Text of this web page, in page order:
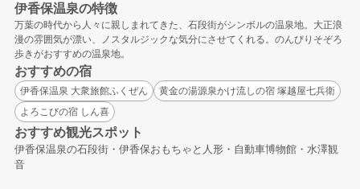
伊香保温泉の特徴
万葉の時代から人々に親しまれてきた、石段街がシンボルの温泉地。大正浪
漫の雰囲気が漂い、ノスタルジックな気分にさせてくれる。のんびりそぞろ
歩きがおすすめの温泉地。
おすすめの宿
伊香保温泉 大衆旅館ふくぜん
黄金の湯源泉かけ流しの宿 塚越屋七兵衛
よろこびの宿 しん喜
おすすめ観光スポット
伊香保温泉の石段街・伊香保おもちゃと人形・自動車博物館・水澤観
音